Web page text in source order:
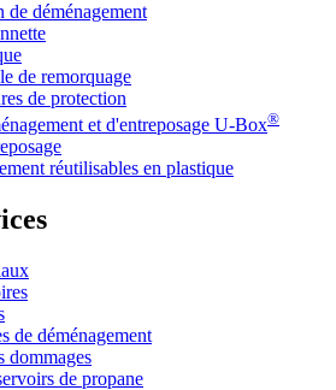
déménagement
de remorquage
de protection
et d'entreposage U-Box®
réutilisables en plastique
de déménagement
dommages
de propane